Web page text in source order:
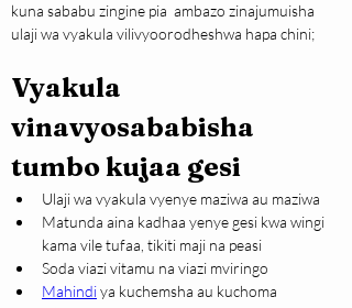
kuna sababu zingine pia  ambazo zinajumuisha
ulaji wa vyakula vilivyoorodheshwa hapa chini;
Vyakula
vinavyosababisha
tumbo kujaa gesi
Ulaji wa vyakula vyenye maziwa au maziwa
Matunda aina kadhaa yenye gesi kwa wingi
kama vile tufaa, tikiti maji na peasi
Soda viazi vitamu na viazi mviringo
Mahindiya kuchemsha au kuchoma